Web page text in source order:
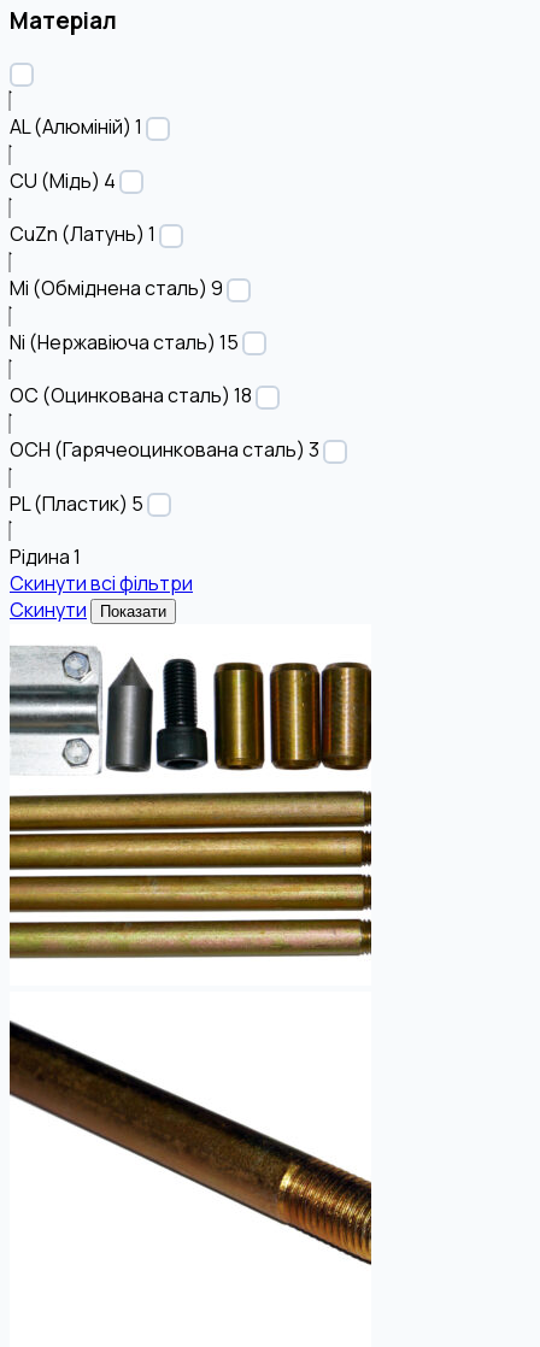
Матеріал
AL (Алюміній) 1
CU (Мідь) 4
CuZn (Латунь) 1
Mi (Обміднена сталь) 9
Ni (Нержавіюча сталь) 15
OC (Оцинкована сталь) 18
OCH (Гарячеоцинкована сталь) 3
PL (Пластик) 5
Рідина1
Скинути всі фільтри
Скинути
Показати